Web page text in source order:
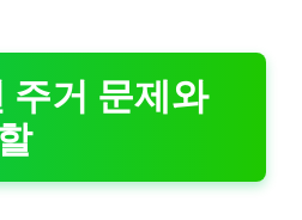
주거 문제와